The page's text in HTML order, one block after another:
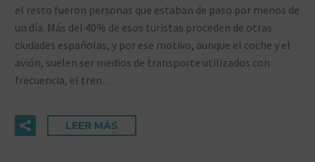
el resto fueron personas que estaban de paso por menos de
un día. Más del 40% de esos turistas proceden de otras
ciudades españolas, y por ese motivo, aunque el coche y el
avión, suelen ser medios de transporte utilizados con
frecuencia, el tren…
LEER MÁS